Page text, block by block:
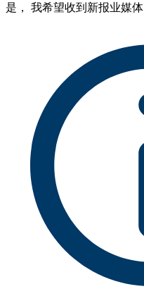
是， 我希望收到新报业媒体